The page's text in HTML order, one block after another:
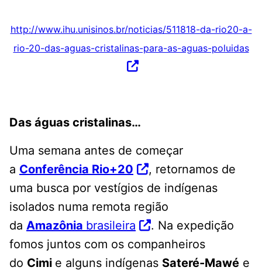
http://www.ihu.unisinos.br/noticias/511818-da-rio20-a-
rio-20-das-aguas-cristalinas-para-as-aguas-poluidas
Das águas cristalinas…
Uma semana antes de começar
a Conferência Rio+20
, retornamos de
uma busca por vestígios de indígenas
isolados numa remota região
da Amazônia brasileira
. Na expedição
fomos juntos com os companheiros
do Cimi e alguns indígenas Sateré-Mawé e